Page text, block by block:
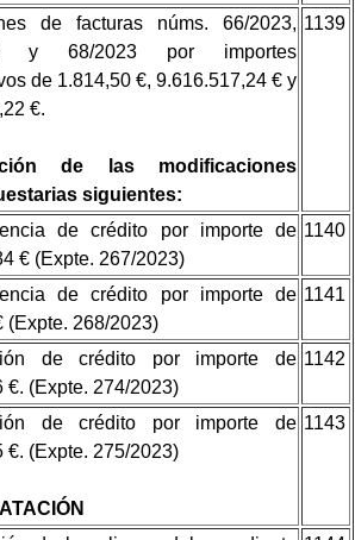
de facturas núms. 66/2023,
y 68/2023 por importes
de 1.814,50 €, 9.616.517,24 € y
€.
de las modificaciones
siguientes:
1139
de crédito por importe de
€ (Expte. 267/2023)
1140
de crédito por importe de
(Expte. 268/2023)
1141
de crédito por importe de
€. (Expte. 274/2023)
1142
de crédito por importe de
€. (Expte. 275/2023)
1143